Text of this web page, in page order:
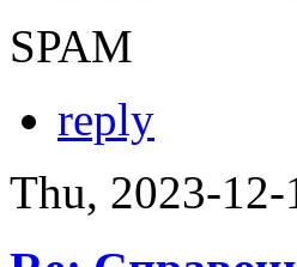
SPAM
reply
Thu, 2023-